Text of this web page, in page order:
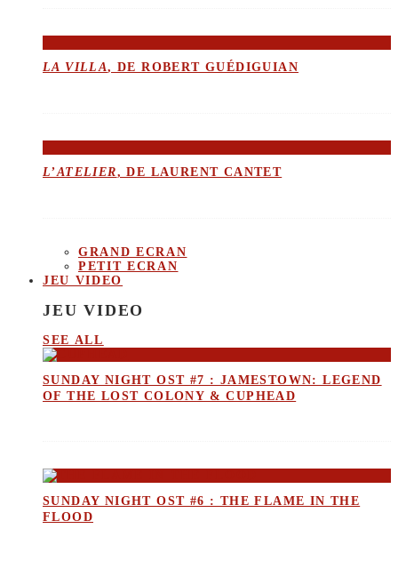
LA VILLA, DE ROBERT GUÉDIGUIAN
L’ATELIER, DE LAURENT CANTET
GRAND ECRAN
PETIT ECRAN
JEU VIDEO
JEU VIDEO
SEE ALL
SUNDAY NIGHT OST #7 : JAMESTOWN: LEGEND
OF THE LOST COLONY & CUPHEAD
SUNDAY NIGHT OST #6 : THE FLAME IN THE
FLOOD